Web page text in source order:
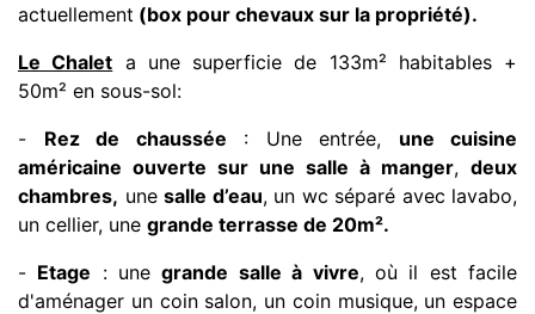
actuellement (box pour chevaux sur la propriété).
Le Chalet a une superficie de 133m² habitables +
50m² en sous-sol:
- Rez de chaussée : Une entrée, une cuisine
américaine ouverte sur une salle à manger, deux
chambres, une salle d’eau, un wc séparé avec lavabo,
un cellier, une grande terrasse de 20m².
- Etage : unegrande salle à vivre, où il est facile
d'aménager un coin salon, un coin musique, un espace